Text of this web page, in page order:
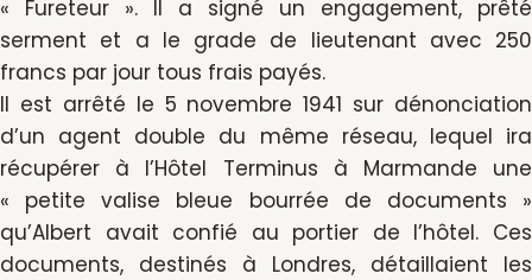
« Fureteur ». Il a signé un engagement, prêté
serment et a le grade de lieutenant avec 250
francs par jour tous frais payés.
Il est arrêté le 5 novembre 1941 sur dénonciation
d’un agent double du même réseau, lequel ira
récupérer à l’Hôtel Terminus à Marmande une
« petite valise bleue bourrée de documents »
qu’Albert avait confié au portier de l’hôtel. Ces
documents, destinés à Londres, détaillaient les